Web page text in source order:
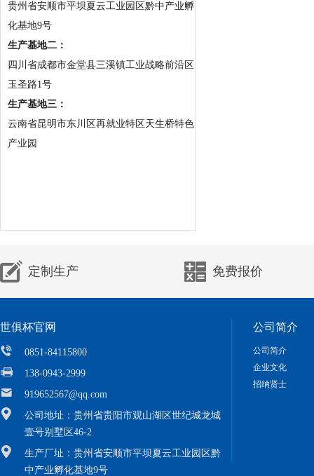
贵州省安顺市平坝夏云工业园区黔中产业孵
化基地9号
生产基地二：
四川省成都市金堂县三溪镇工业战略前沿区
玉圣路1号
生产基地三：
云南省昆明市东川区再就业特区天生桥特色
产业园
定制生产 免费报价
世俱杯官网
0851-84115800
138-0943-2999
919652567@qq.com
公司地址：贵州省贵阳市观山湖区世纪城龙城
壹号别墅区46-2
生产厂址：贵州省安顺市平坝夏云工业园区黔
中产业孵化基地9号
公司简介
公司简介
企业文化
招纳贤士